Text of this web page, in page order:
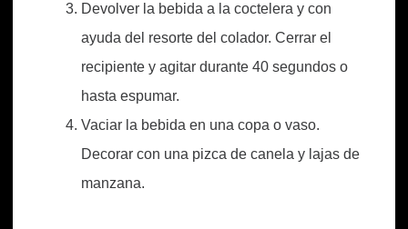
Devolver la bebida a la coctelera y con
ayuda del resorte del colador. Cerrar el
recipiente y agitar durante 40 segundos o
hasta espumar.
Vaciar la bebida en una copa o vaso.
Decorar con una pizca de canela y lajas de
manzana.